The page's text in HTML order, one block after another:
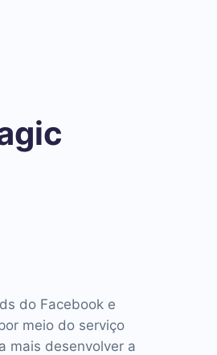
do Facebook e
meio do serviço
mais desenvolver a